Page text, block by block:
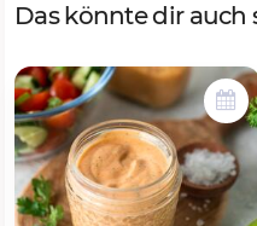
Das könnte dir auch